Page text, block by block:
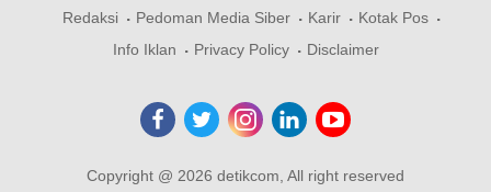
Redaksi Pedoman Media Siber Karir
Kotak Pos
Info Iklan
Privacy Policy Disclaimer
Copyright @ 2026 detikcom, All right reserved